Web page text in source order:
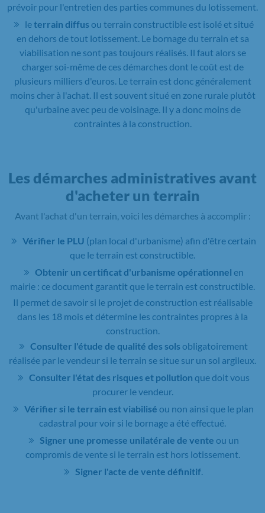
prévoir pour l'entretien des parties communes du lotissement.
leterrain diffusou terrain constructible est isolé et situé
en dehors de tout lotissement. Le bornage du terrain et sa
viabilisation ne sont pas toujours réalisés. Il faut alors se
charger soi-même de ces démarches dont le coût est de
plusieurs milliers d'euros. Le terrain est donc généralement
moins cher à l'achat. Il est souvent situé en zone rurale plutôt
qu'urbaine avec peu de voisinage. Il y a donc moins de
contraintes à la construction.
Les démarches administratives avant
d'acheter un terrain
Avant l'achat d'un terrain, voici les démarches à accomplir :
Vérifier le PLU (plan local d'urbanisme) afin d'être certain
que le terrain est constructible.
Obtenir un certificat d'urbanisme opérationnel en
mairie : ce document garantit que le terrain est constructible.
Il permet de savoir si le projet de construction est réalisable
dans les 18 mois et détermine les contraintes propres à la
construction.
Consulter l'étude de qualité des sols obligatoirement
réalisée par le vendeur si le terrain se situe sur un sol argileux.
Consulter l'état des risques et pollution que doit vous
procurer le vendeur.
Vérifier si le terrain est viabilisé ou non ainsi que le plan
cadastral pour voir si le bornage a été effectué.
Signer une promesse unilatérale de vente ou un
compromis de vente si le terrain est hors lotissement.
Signer l'acte de vente définitif